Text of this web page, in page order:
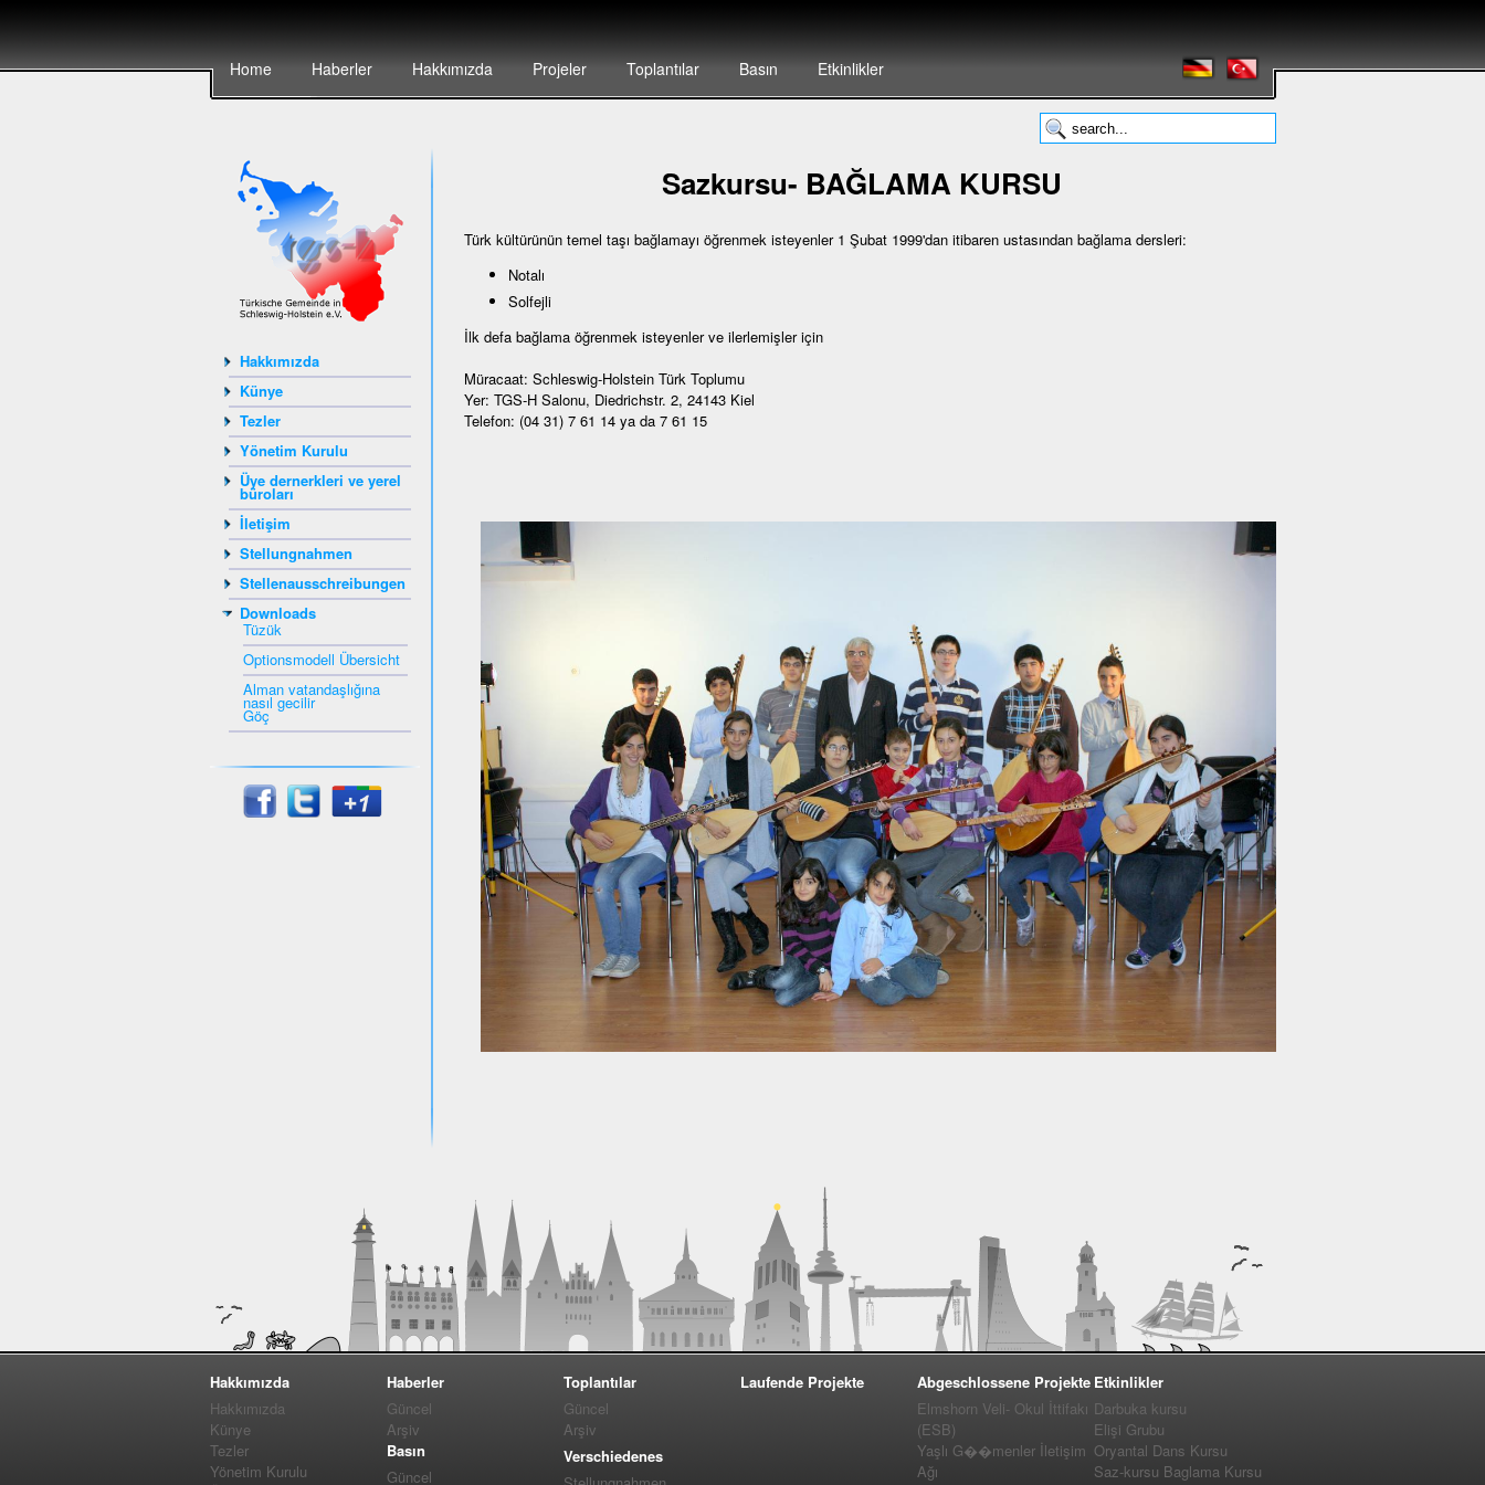
Home Haberler Hakkımızda Projeler Toplantılar Basın Etkinlikler
Hakkımızda
Künye
Tezler
Yönetim Kurulu
Üye dernerkleri ve yerel
büroları
İletişim
Stellungnahmen
Stellenausschreibungen
Downloads
Tüzük
Optionsmodell Übersicht
Alman vatandaşlığına
nasıl gecilir
Göç
Sazkursu- BAĞLAMA KURSU
Türk kültürünün temel taşı bağlamayı öğrenmek isteyenler 1 Şubat 1999'dan itibaren ustasından bağlama dersleri:
Notalı
Solfejli
İlk defa bağlama öğrenmek isteyenler ve ilerlemişler için
Müracaat: Schleswig-Holstein Türk Toplumu
Yer: TGS-H Salonu, Diedrichstr. 2, 24143 Kiel
Telefon: (04 31) 7 61 14 ya da 7 61 15
Hakkımızda
Hakkımızda
Künye
Tezler
Yönetim Kurulu
Haberler
Güncel
Arşiv
Basın
Güncel
Toplantılar
Güncel
Arşiv
Verschiedenes
Laufende Projekte
Abgeschlossene Projekte
Elmshorn Veli- Okul İttifakı
(ESB)
Yaşlı G��menler İletişim
Ağı
Etkinlikler
Darbuka kursu
Elişi Grubu
Oryantal Dans Kursu
Saz-kursu Baglama Kursu